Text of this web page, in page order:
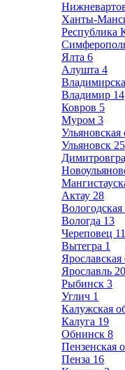
Ханты-
Республика
Ялта 6
Алушта 4
Владимир 14
Ковров 5
Муром 3
Ульяновская
Ульяновск 25
Актау 28
Вологодская
Вологда 13
Череповец 11
Вытегра 1
Ярославская
Ярославль 20
Рыбинск 3
Углич 1
Калужская
Калуга 19
Обнинск 8
Пензенская
Пенза 16